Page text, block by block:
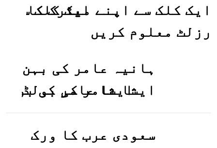
ایک کلک سے اپنے میٹرک کا
رزلٹ معلوم کریں
ہانیہ عامر کی بہن
ایشا عامر کی بولڈ
تصاویر وائرل ہو
گئیں
سعودی عرب کا ورک